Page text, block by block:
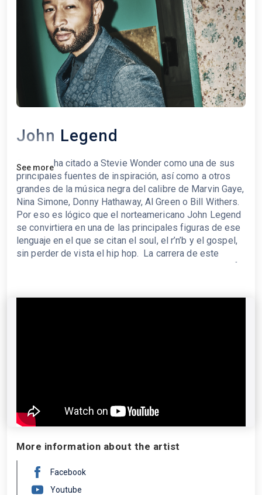
John Legend
Siempre ha citado a Stevie Wonder como una de sus
principales fuentes de inspiración, así como a otros
grandes de la música negra del calibre de Marvin Gaye,
Nina Simone, Donny Hathaway, Al Green o Bill Withers.
Por eso es lógico que el norteamericano John Legend
se convirtiera en una de las principales figuras de ese
lenguaje en el que se citan el soul, el r’n’b y el gospel,
sin perder de vista el hip hop. La carrera de este
See more
More information about the artist
Facebook
Youtube